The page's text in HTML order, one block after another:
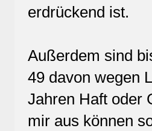
erdrückend ist.
Außerdem sind
49 davon wegen
Jahren Haft oder
mir aus können